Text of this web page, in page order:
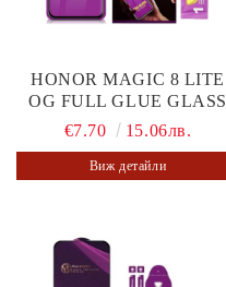
HONOR MAGIC 8 LITE
OG FULL GLUE GLASS
€7.70
15.06лв.
Виж детайли